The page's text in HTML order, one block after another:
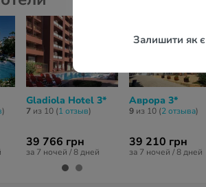
Залишити як є
)
Gladiola Hotel 3*
7 из 10 (1 отзыв)
39 766 грн
за 7 ночей / 8 дней
Аврора 3*
9 из 10 (2 отзывa)
39 210 грн
за 7 ночей / 8 дней